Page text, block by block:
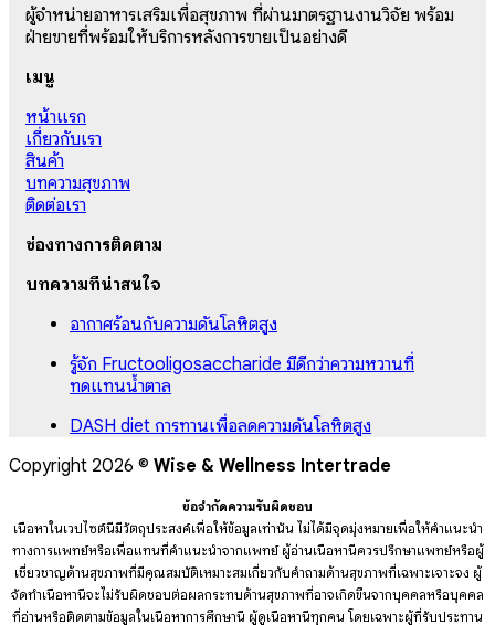
ผู้จำหน่ายอาหารเสริมเพื่อสุขภาพ ที่ผ่านมาตรฐานงานวิจัย พร้อม
ฝ่ายขายที่พร้อมให้บริการหลังการขายเป็นอย่างดี
เมนู
หน้าแรก
เกี่ยวกับเรา
สินค้า
บทความสุขภาพ
ติดต่อเรา
ช่องทางการติดตาม
บทความที่น่าสนใจ
อากาศร้อนกับความดันโลหิตสูง
รู้จัก Fructooligosaccharide มีดีกว่าความหวานที่
ทดแทนน้ำตาล
DASH diet การทานเพื่อลดความดันโลหิตสูง
Copyright 2026 © Wise & Wellness Intertrade
ข้อจำกัดความรับผิดชอบ
เนื้อหาในเวปไซต์นี้มีวัตถุประสงค์เพื่อให้ข้อมูลเท่านั้น ไม่ได้มีจุดมุ่งหมายเพื่อให้คำแนะนำ
ทางการแพทย์หรือเพื่อแทนที่คำแนะนำจากแพทย์ ผู้อ่านเนื้อหานี้ควรปรึกษาแพทย์หรือผู้
เชี่ยวชาญด้านสุขภาพที่มีคุณสมบัติเหมาะสมเกี่ยวกับคำถามด้านสุขภาพที่เฉพาะเจาะจง ผู้
จัดทำเนื้อหานี้จะไม่รับผิดชอบต่อผลกระทบด้านสุขภาพที่อาจเกิดขึ้นจากบุคคลหรือบุคคล
ที่อ่านหรือติดตามข้อมูลในเนื้อหาการศึกษานี้ ผู้ดูเนื้อหานี้ทุกคน โดยเฉพาะผู้ที่รับประทาน